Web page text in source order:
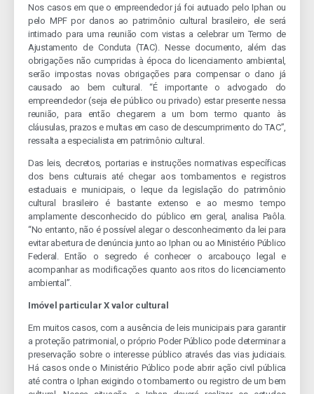
Nos casos em que o empreendedor já foi autuado pelo Iphan ou
pelo MPF por danos ao patrimônio cultural brasileiro, ele será
intimado para uma reunião com vistas a celebrar um Termo de
Ajustamento de Conduta (TAC). Nesse documento, além das
obrigações não cumpridas à época do licenciamento ambiental,
serão impostas novas obrigações para compensar o dano já
causado ao bem cultural. “É importante o advogado do
empreendedor (seja ele público ou privado) estar presente nessa
reunião, para então chegarem a um bom termo quanto às
cláusulas, prazos e multas em caso de descumprimento do TAC”,
ressalta a especialista em patrimônio cultural.
Das leis, decretos, portarias e instruções normativas específicas
dos bens culturais até chegar aos tombamentos e registros
estaduais e municipais, o leque da legislação do patrimônio
cultural brasileiro é bastante extenso e ao mesmo tempo
amplamente desconhecido do público em geral, analisa Paôla.
“No entanto, não é possível alegar o desconhecimento da lei para
evitar abertura de denúncia junto ao Iphan ou ao Ministério Público
Federal. Então o segredo é conhecer o arcabouço legal e
acompanhar as modificações quanto aos ritos do licenciamento
ambiental”.
Imóvel particular X valor cultural
Em muitos casos, com a ausência de leis municipais para garantir
a proteção patrimonial, o próprio Poder Público pode determinar a
preservação sobre o interesse público através das vias judiciais.
Há casos onde o Ministério Público pode abrir ação civil pública
até contra o Iphan exigindo o tombamento ou registro de um bem